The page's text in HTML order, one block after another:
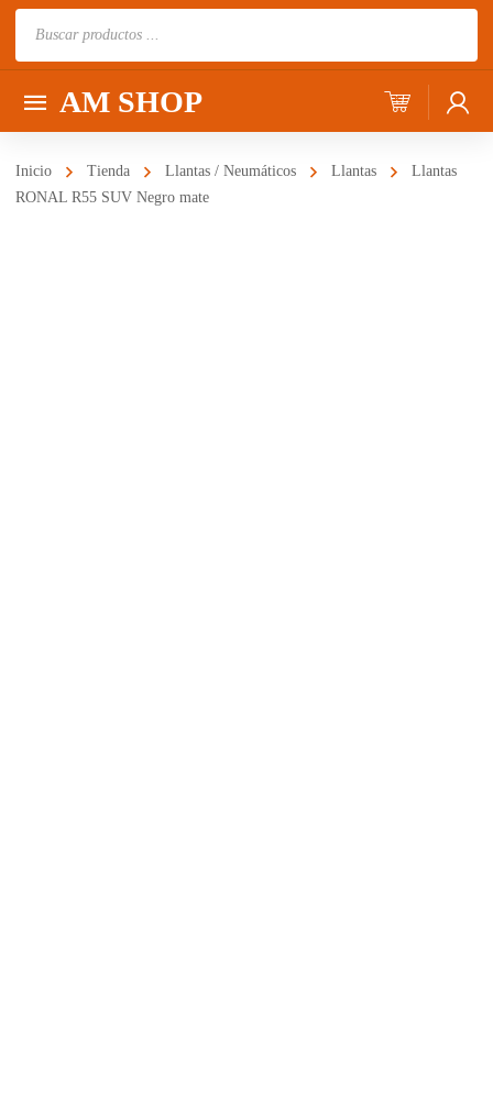
AM SHOP
Inicio Tienda Llantas / Neumáticos Llantas
Llantas
RONAL R55 SUV Negro mate